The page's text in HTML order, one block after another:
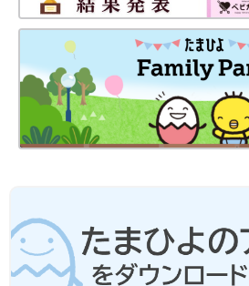
●記事内容でご紹介している投稿、リ
があります。あらかじめご了承くださ
●記事の内容は2023年5月の情報で、現
す。
●記事内の価格はすべて税込み、2023